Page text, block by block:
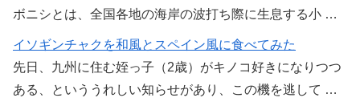
ボニシとは、全国各地の海岸の波打ち際に生息する小 …
イソギンチャクを和風とスペイン風に食べてみた
先日、九州に住む姪っ子（2歳）がキノコ好きになりつつ
ある、といううれしい知らせがあり、この機を逃して …